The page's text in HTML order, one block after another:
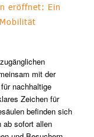
eröffnet: Ein
mit der
nachhaltige
Zeichen für
befinden sich
ab sofort allen